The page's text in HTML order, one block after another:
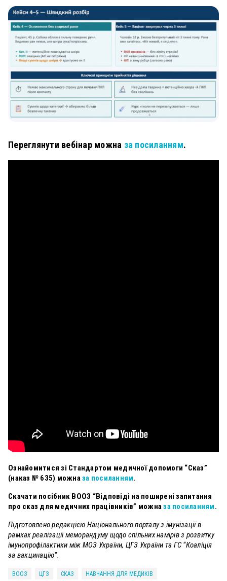
Переглянути вебінар можна за посиланням.
Ознайомитися зі Стандартом медичної допомоги “Сказ”
(наказ № 635) можназа посиланням.
Скачати посібник ВООЗ “Відповіді на поширені запитання
про сказ для медичних працівників” можназа посиланням.
Підготовлено редакцією Національного порталу з імунізації в
рамках реалізації меморандуму щодо спільних намірів з розвитку
імунопрофілактики між МОЗ України, ЦГЗ України та ГС “Коаліція
за вакцинацію”.
ВООЗ ЦГЗ СКАЗ НАВЧАННЯ ДЛЯ МЕДИКІВ